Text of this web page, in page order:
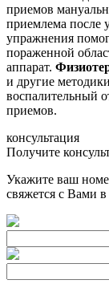
приемов
приемлема после
упражнения
пораженной
аппарат.
и другие
воспалительный
приемов.
консультация
Получите
Укажите ваш
свяжется с Вами